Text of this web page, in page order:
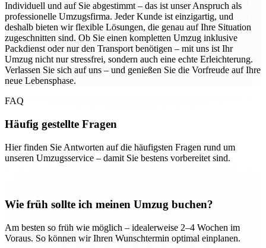
Individuell und auf Sie abgestimmt – das ist unser Anspruch als
professionelle Umzugsfirma. Jeder Kunde ist einzigartig, und
deshalb bieten wir flexible Lösungen, die genau auf Ihre Situation
zugeschnitten sind. Ob Sie einen kompletten Umzug inklusive
Packdienst oder nur den Transport benötigen – mit uns ist Ihr
Umzug nicht nur stressfrei, sondern auch eine echte Erleichterung.
Verlassen Sie sich auf uns – und genießen Sie die Vorfreude auf Ihre
neue Lebensphase.
FAQ
Häufig gestellte Fragen
Hier finden Sie Antworten auf die häufigsten Fragen rund um
unseren Umzugsservice – damit Sie bestens vorbereitet sind.
Wie früh sollte ich meinen Umzug buchen?
Am besten so früh wie möglich – idealerweise 2–4 Wochen im
Voraus. So können wir Ihren Wunschtermin optimal einplanen.